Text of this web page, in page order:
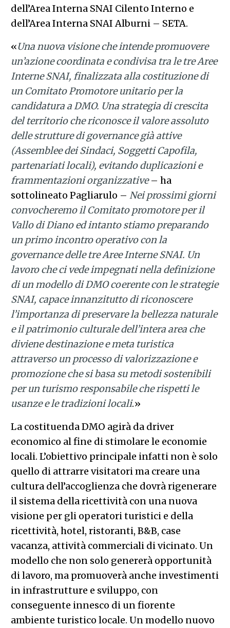
dell’Area Interna SNAI Cilento Interno e
dell’Area Interna SNAI Alburni – SETA.
«Una nuova visione che intende promuovere
un’azione coordinata e condivisa tra le tre Aree
Interne SNAI, finalizzata alla costituzione di
un Comitato Promotore unitario per la
candidatura a DMO. Una strategia di crescita
del territorio che riconosce il valore assoluto
delle strutture di governance già attive
(Assemblee dei Sindaci, Soggetti Capofila,
partenariati locali), evitando duplicazioni e
frammentazioni organizzative– ha
sottolineato Pagliarulo – Nei prossimi giorni
convocheremo il Comitato promotore per il
Vallo di Diano ed intanto stiamo preparando
un primo incontro operativo con la
governance delle tre Aree Interne SNAI. Un
lavoro che ci vede impegnati nella definizione
di un modello di DMO coerente con le strategie
SNAI, capace innanzitutto di riconoscere
l’importanza di preservare la bellezza naturale
e il patrimonio culturale dell’intera area che
diviene destinazione e meta turistica
attraverso un processo di valorizzazione e
promozione che si basa su metodi sostenibili
per un turismo responsabile che rispetti le
usanze e le tradizioni locali.»
La costituenda DMO agirà da driver
economico al fine di stimolare le economie
locali. L’obiettivo principale infatti non è solo
quello di attrarre visitatori ma creare una
cultura dell’accoglienza che dovrà rigenerare
il sistema della ricettività con una nuova
visione per gli operatori turistici e della
ricettività, hotel, ristoranti, B&B, case
vacanza, attività commerciali di vicinato. Un
modello che non solo genererà opportunità
di lavoro, ma promuoverà anche investimenti
in infrastrutture e sviluppo, con
conseguente innesco di un fiorente
ambiente turistico locale. Un modello nuovo